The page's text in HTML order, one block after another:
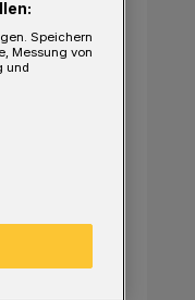
Speichern
Messung von
und